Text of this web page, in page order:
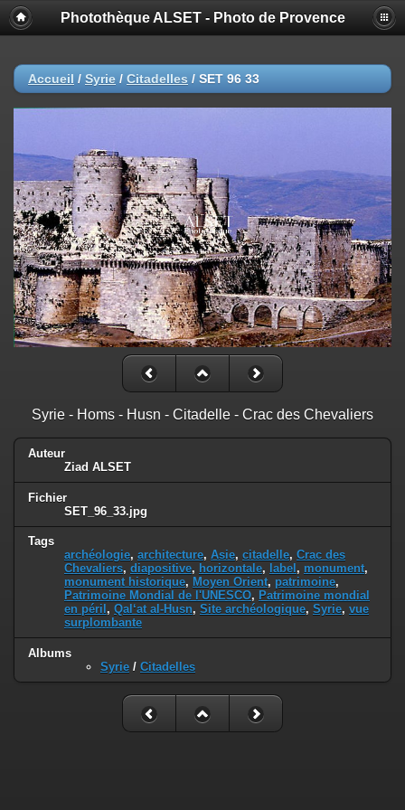
Photothèque ALSET - Photo de Provence
Accueil / Syrie / Citadelles / SET 96 33
Syrie - Homs - Husn - Citadelle - Crac des Chevaliers
Auteur
Ziad ALSET
Fichier
SET_96_33.jpg
Tags
archéologie, architecture, Asie, citadelle, Crac des
Chevaliers, diapositive, horizontale, label , monument,
monument historique, Moyen Orient, patrimoine,
Patrimoine Mondial de l'UNESCO, Patrimoine mondial
en péril , Qal‘at al-Husn, Site archéologique, Syrie, vue
surplombante
Albums
Syrie / Citadelles